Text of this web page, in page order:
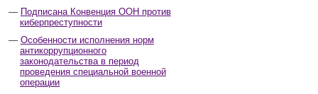
Подписана Конвенция ООН против
киберпреступности
Особенности исполнения норм
антикоррупционного
законодательства в период
проведения специальной военной
операции